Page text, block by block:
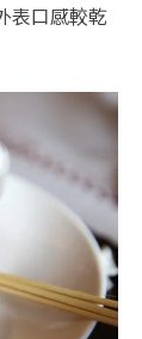
表口感較乾